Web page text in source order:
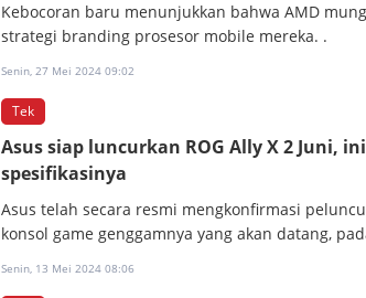
Kebocoran baru menunjukkan bahwa AMD
strategi branding prosesor mobile mereka. .
Senin, 27 Mei 2024 09:02
Tek
Asus siap luncurkan ROG Ally X 2 Juni,
spesifikasinya
Asus telah secara resmi mengkonfirmasi
konsol game genggamnya yang akan datang,
Senin, 13 Mei 2024 08:06